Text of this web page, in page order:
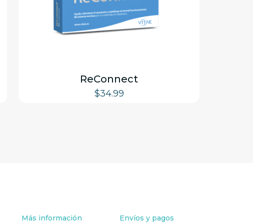
ReConnect
$34.99
Más información Envíos y pagos